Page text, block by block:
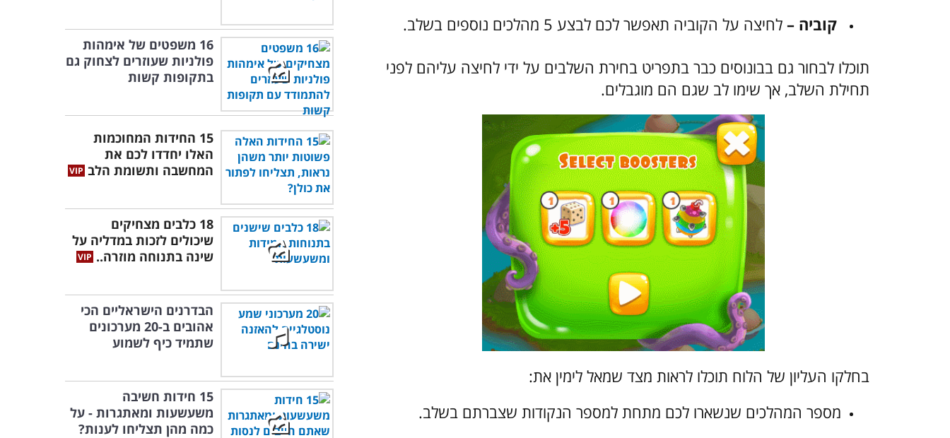
קוביה –לחיצה על הקוביה תאפשר לכם לבצע 5 מהלכים נוספים בשלב.
תוכלו לבחור גם בבונוסים כבר בתפריט בחירת השלבים על ידי לחיצה עליהם לפני
תחילת השלב, אך שימו לב שגם הם מוגבלים.
בחלקו העליון של הלוח תוכלו לראות מצד שמאל לימין את:
מספר המהלכים שנשארו לכם מתחת למספר הנקודות שצברתם בשלב.
16 משפטים של אימהות
פולניות שעוזרים לצחוק גם
בתקופות קשות
15 החידות המחוכמות
האלו יחדדו לכם את
המחשבה ותשומת הלב
18 כלבים מצחיקים
שיכולים לזכות במדליה על
שינה בתנוחה מוזרה..
הבדרנים הישראליים הכי
אהובים ב-20 מערכונים
שתמיד כיף לשמוע
15 חידות חשיבה
משעשעות ומאתגרות - על
כמה מהן תצליחו לענות?